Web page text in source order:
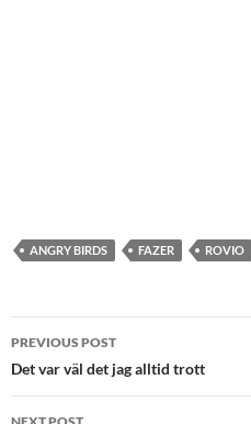
ANGRY BIRDS FAZER ROVIO
Post
navigation
PREVIOUS POST
Det var väl det jag alltid trott